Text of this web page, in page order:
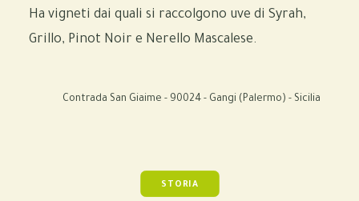
Ha vigneti dai quali si raccolgono uve di Syrah,
Grillo, Pinot Noir e Nerello Mascalese.
Contrada San Giaime - 90024 - Gangi (Palermo) - Sicilia
STORIA